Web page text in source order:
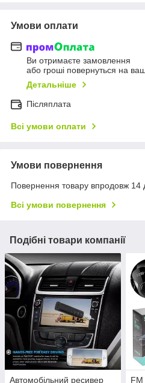
Умови оплати
Ви отримаєте замовлення
або гроші повернуться на
Детальніше
Післяплата
Всі умови оплати
Умови повернення
Повернення товару впродовж 14
Всі умови повернення
Подібні товари компанії
Автомобільний ресивер